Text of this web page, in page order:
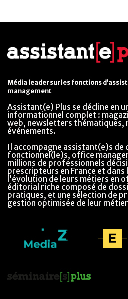
Média leader sur les fonctions
management
Assistant(e) Plus se décline en
informationnel complet :
web, newsletters thématiques,
événements.
Il accompagne assistant(e)s
fonctionnel(le)s, office
millions de professionnels
prescripteurs en France et
l’évolution de leurs métiers en
éditorial riche composé de
pratiques, et une sélection de
gestion optimisée de leur